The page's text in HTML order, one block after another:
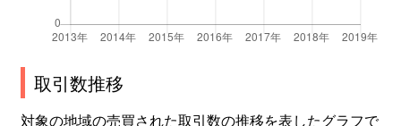
取引数推移
対象の地域の売買された取引数の推移を表したグラフで